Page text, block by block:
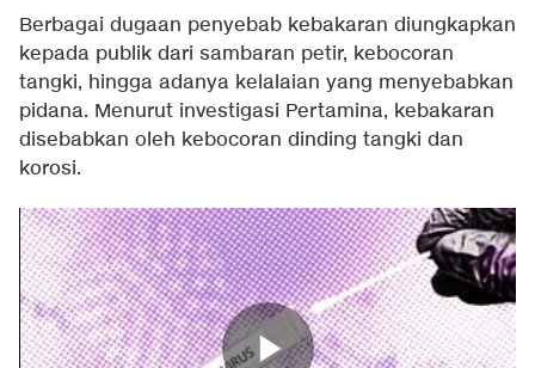
Berbagai dugaan penyebab kebakaran diungkapkan
kepada publik dari sambaran petir, kebocoran
tangki, hingga adanya kelalaian yang menyebabkan
pidana. Menurut investigasi Pertamina, kebakaran
disebabkan oleh kebocoran dinding tangki dan
korosi.